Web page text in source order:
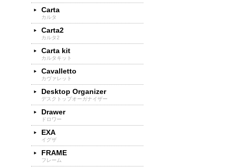
Carta
カルタ
Carta2
カルタ2
Carta kit
カルタキット
Cavalletto
カヴァレット
Desktop Organizer
デスクトップオーガナイザー
Drawer
ドロワー
EXA
イグザ
FRAME
フレーム